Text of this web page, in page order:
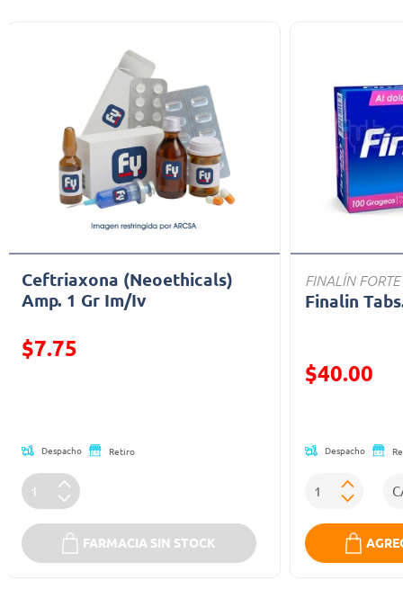
Ceftriaxona (Neoethicals)
Amp. 1 Gr Im/Iv
$7.75
Despacho Retiro
FARMACIA SIN STOCK
FINALÍN FORTE
Finalin
Precio
$40.00
Despacho